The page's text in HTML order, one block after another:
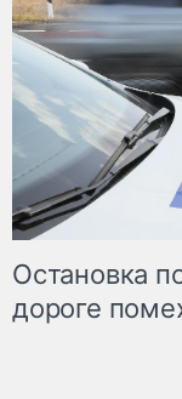
Остановка
дороге